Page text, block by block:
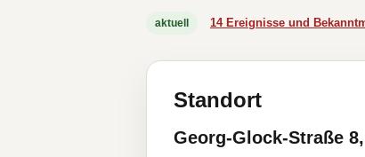
aktuell 14 Ereignisse und
Standort
Georg-Glock-Straße